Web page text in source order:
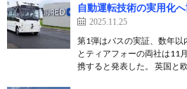
自動運転技術の実用化
2025.11.25
第1弾はバスの実証、数年以
とティアフォーの両社は11
携すると発表した。 英国と